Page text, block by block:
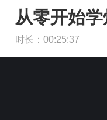
从零开始
时长： 00:25:37